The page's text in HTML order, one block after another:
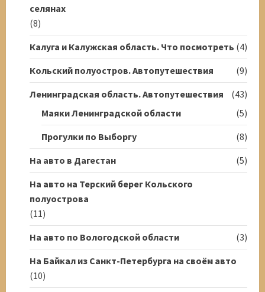
селянах
(8)
Калуга и Калужская область. Что посмотреть (4)
Кольский полуостров. Автопутешествия
(9)
Ленинградская область. Автопутешествия
(43)
Маяки Ленинградской области
(5)
Прогулки по Выборгу
(8)
На авто в Дагестан
(5)
На авто на Терский берег Кольского
полуострова
(11)
На авто по Вологодской области
(3)
На Байкал из Санкт-Петербурга на своём авто
(10)